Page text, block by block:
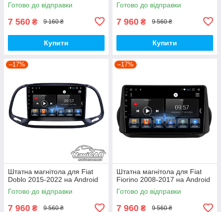
Готово до відправки
7 560 ₴ 9 160 ₴
Купити
Готово до відправки
7 960 ₴ 9 560 ₴
Купити
–17%
Штатна магнітола для Fiat
Doblo 2015-2022 на Android
Готово до відправки
7 960 ₴ 9 560 ₴
–17%
Штатна магнітола для Fiat
Fiorino 2008-2017 на Android
Готово до відправки
7 960 ₴ 9 560 ₴